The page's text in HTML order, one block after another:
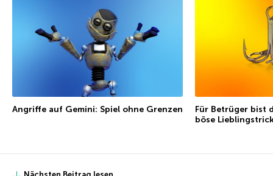
Angriffe auf Gemini: Spiel ohne Grenzen
Für Betrüger bist
böse